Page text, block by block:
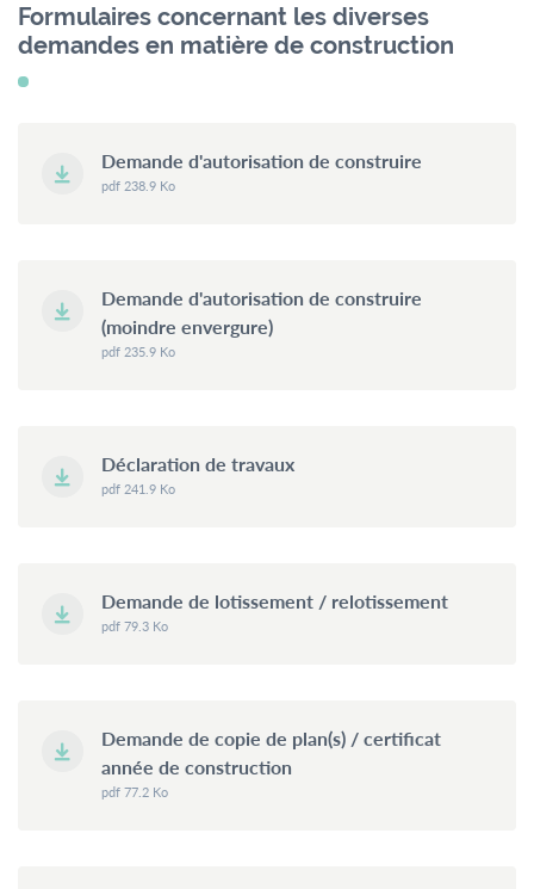
Contact
Formulaires Jobs
Mairie de
BP 50 L-3901
Mondercange
7:30
11:30
respectifs.
Contactez-
Formulaires concernant les diverses
demandes en matière de construction
Demande d'autorisation de construire
pdf 238.9 Ko
Demande d'autorisation de construire
(moindre envergure)
pdf 235.9 Ko
Déclaration de travaux
pdf 241.9 Ko
Demande de lotissement / relotissement
pdf 79.3 Ko
Demande de copie de plan(s) / certificat
année de construction
pdf 77.2 Ko